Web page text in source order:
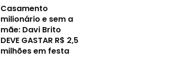
Casamento
milionário e sem a
mãe: Davi Brito
DEVE GASTAR R$ 2,5
milhões em festa